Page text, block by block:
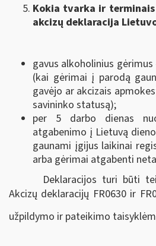
Kokia tvarka ir
akcizų deklaracija
gavus alkoholinius
(kai gėrimai į parodą
gavėjo ar akcizais
savininko statusą);
per 5 darbo dienas
atgabenimo į Lietuvą
gaunami įgijus laikinai
arba gėrimai atgabenti
Deklaracijos turi būti
Akcizų deklaracijų FR0630 ir
užpildymo ir pateikimo